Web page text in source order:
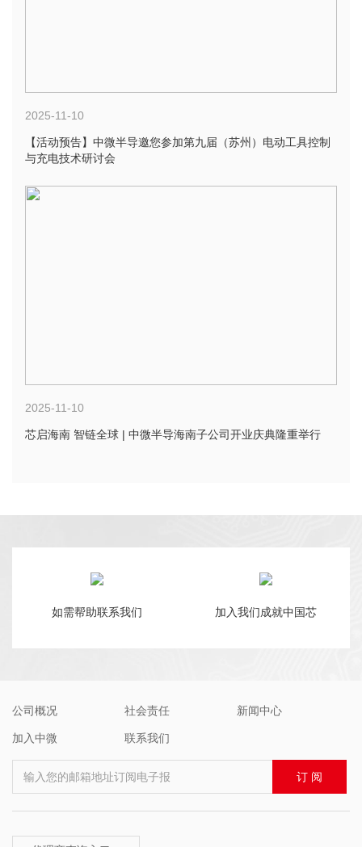
2025-11-10
【活动预告】中微半导邀您参加第九届（苏州）电动工具控制
与充电技术研讨会
2025-11-10
芯启海南 智链全球 | 中微半导海南子公司开业庆典隆重举行
如需帮助联系我们 加入我们成就中国芯
公司概况 社会责任 新闻中心
加入中微 联系我们
输入您的邮箱地址订阅电子报 订 阅